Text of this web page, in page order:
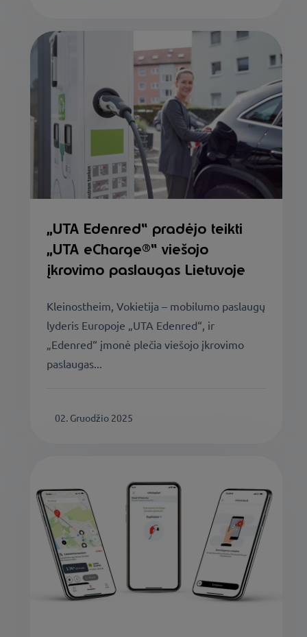
„UTA Edenred“ pradėjo teikti
„UTA eCharge®“ viešojo
įkrovimo paslaugas Lietuvoje
Kleinostheim, Vokietija – mobilumo paslaugų
lyderis Europoje „UTA Edenred“, ir
„Edenred“ įmonė plečia viešojo įkrovimo
paslaugas...
02. Gruodžio 2025